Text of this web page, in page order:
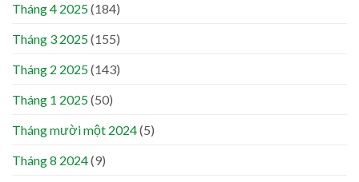
Tháng 4 2025(184)
Tháng 3 2025(155)
Tháng 2 2025(143)
Tháng 1 2025(50)
Tháng mười một 2024(5)
Tháng 8 2024(9)